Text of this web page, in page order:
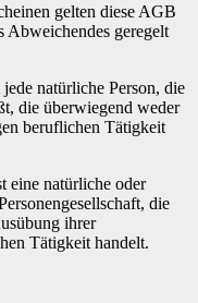
gelten diese AGB
Abweichendes geregelt
natürliche Person, die
die überwiegend weder
beruflichen Tätigkeit
eine natürliche oder
die
ihrer
Tätigkeit handelt.